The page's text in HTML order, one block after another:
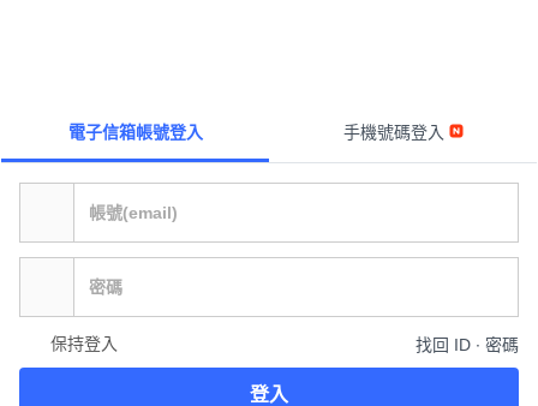
電子信箱帳號登入 手機號碼登入
保持登入 找回 ID ∙ 密碼
登入